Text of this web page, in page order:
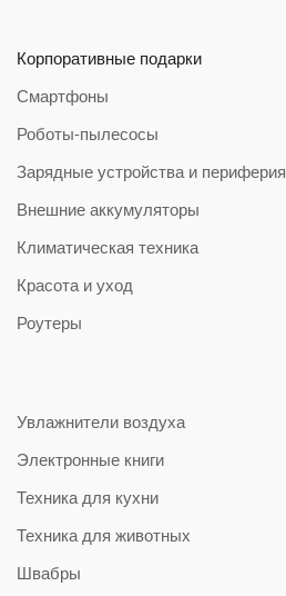
Корпоративные подарки
Смартфоны
Роботы-пылесосы
Зарядные устройства и периферия
Внешние аккумуляторы
Климатическая техника
Красота и уход
Роутеры
Увлажнители воздуха
Электронные книги
Техника для кухни
Техника для животных
Швабры